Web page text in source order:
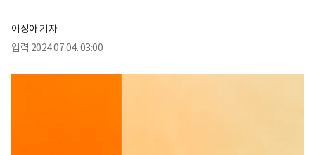
이정아 기자
입력 2024.07.04. 03:00